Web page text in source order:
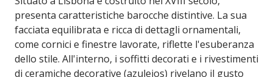
presenta caratteristiche barocche distintive. La sua
facciata equilibrata e ricca di dettagli ornamentali,
come cornici e finestre lavorate, riflette l'esuberanza
dello stile. All'interno, i soffitti decorati e i rivestimenti
di ceramiche decorative (azulejos) rivelano il gusto